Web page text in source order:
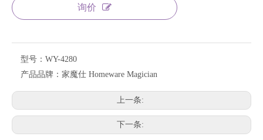
询价
型号： WY-4280
产品品牌： 家魔仕 Homeware Magician
上一条:
下一条: